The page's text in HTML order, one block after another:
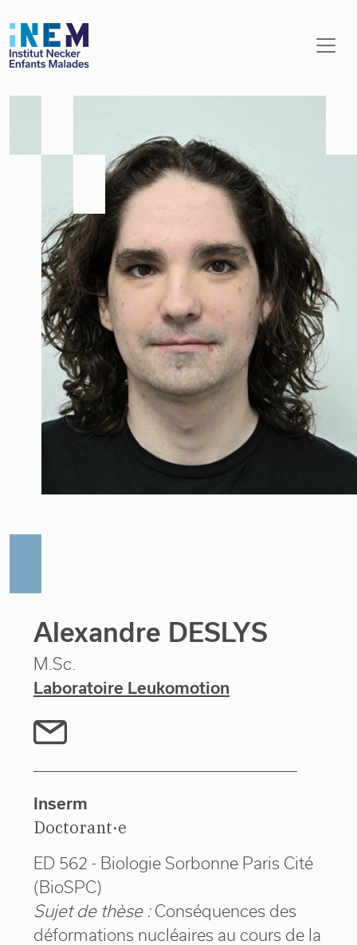
Aller au contenu principal
Alexandre DESLYS
M.Sc.
Laboratoire Leukomotion
Inserm
Doctorant·e
ED 562 - Biologie Sorbonne Paris Cité
(BioSPC)
Sujet de thèse : Conséquences des
déformations nucléaires au cours de la